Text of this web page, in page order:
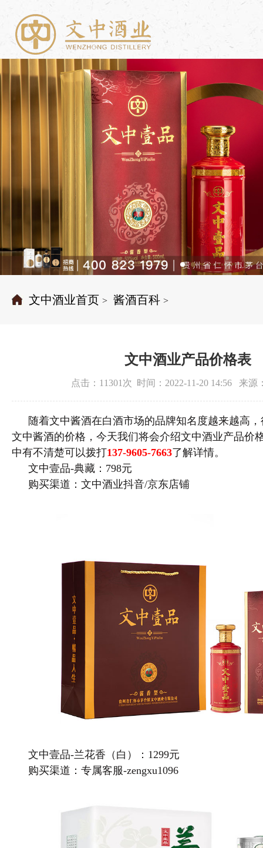
文中酒业首页 > 酱酒百科 >
文中酒业产品价格表
点击：11301次 时间：2022-11-20 14:56 来源
随着文中酱酒在白酒市场的品牌知名度越来越高
文中酱酒的价格，今天我们将会介绍文中酒业产品价
中有不清楚可以拨打137-9605-7663了解详情。
文中壹品-典藏：798元
购买渠道：文中酒业抖音/京东店铺
文中壹品-兰花香（白）：1299元
购买渠道：专属客服-zengxu1096